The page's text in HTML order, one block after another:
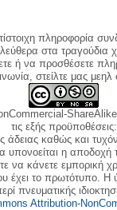
πληροφορία
στα τραγούδια
ή να προσθέσετε
στείλτε μας
τις εξής προϋποθέσεις:
άδειας καθώς και
υπονοείται η αποδοχή
να κάνετε εμπορική
το πρωτότυπο.
πνευματικής
Attribution-